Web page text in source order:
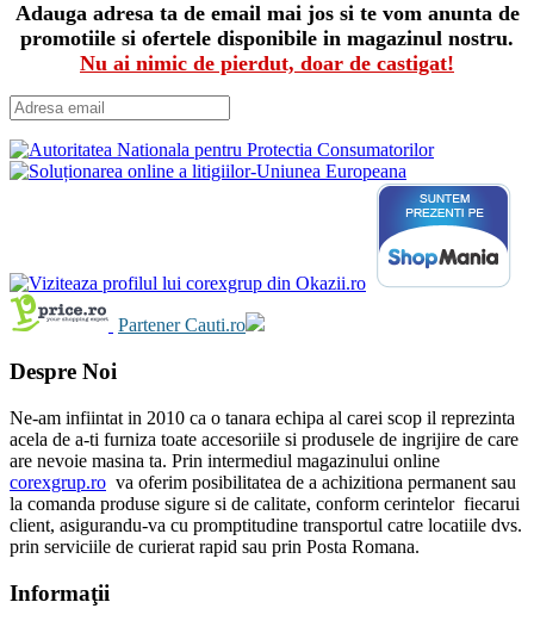
Adauga adresa ta de email mai jos si te vom anunta de
promotiile si ofertele disponibile in magazinul nostru.
Nu ai nimic de pierdut, doar de castigat!
Partener Cauti.ro
Despre Noi
Ne-am infiintat in 2010 ca o tanara echipa al carei scop il reprezinta
acela de a-ti furniza toate accesoriile si produsele de ingrijire de care
are nevoie masina ta. Prin intermediul magazinului online
corexgrup.ro va oferim posibilitatea de a achizitiona permanent sau
la comanda produse sigure si de calitate, conform cerintelor fiecarui
client, asigurandu-va cu promptitudine transportul catre locatiile dvs.
prin serviciile de curierat rapid sau prin Posta Romana.
Informaţii